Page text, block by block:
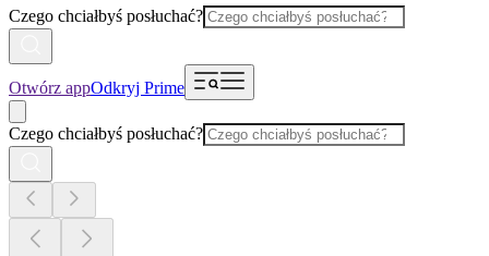
Czego chciałbyś posłuchać?
Otwórz appOdkryj Prime
Czego chciałbyś posłuchać?